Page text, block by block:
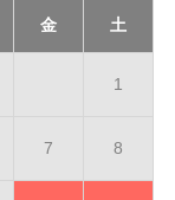
金 土
1
7 8